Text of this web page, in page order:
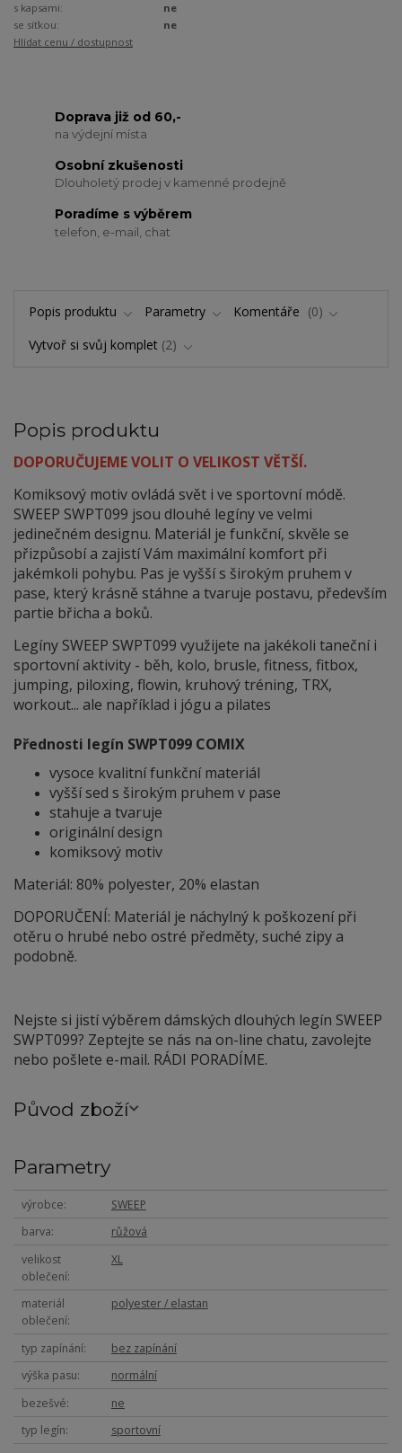
s kapsami:
ne
se síťkou:
ne
Hlídat cenu / dostupnost
Doprava již od 60,-
na výdejní místa
Osobní zkušenosti
Dlouholetý prodej v kamenné prodejně
Poradíme s výběrem
telefon, e-mail, chat
Popis produktu Parametry Komentáře
0
Vytvoř si svůj komplet 2
Popis produktu
DOPORUČUJEME VOLIT O VELIKOST VĚTŠÍ.
Komiksový motiv ovládá svět i ve sportovní módě.
SWEEP SWPT099 jsou dlouhé legíny ve velmi
jedinečném designu. Materiál je funkční, skvěle se
přizpůsobí a zajistí Vám maximální komfort při
jakémkoli pohybu. Pas je vyšší s širokým pruhem v
pase, který krásně stáhne a tvaruje postavu, především
partie břicha a boků.
Legíny SWEEP SWPT099 využijete na jakékoli taneční i
sportovní aktivity - běh, kolo, brusle, fitness, fitbox,
jumping, piloxing, flowin, kruhový tréning, TRX,
workout... ale například i jógu a pilates
Přednosti legín SWPT099 COMIX
vysoce kvalitní funkční materiál
vyšší sed s širokým pruhem v pase
stahuje a tvaruje
originální design
komiksový motiv
Materiál: 80% polyester, 20% elastan
DOPORUČENÍ: Materiál je náchylný k poškození při
otěru o hrubé nebo ostré předměty, suché zipy a
podobně.
Nejste si jistí výběrem dámských dlouhých legín SWEEP
SWPT099? Zeptejte se nás na on-line chatu, zavolejte
nebo pošlete e-mail. RÁDI PORADÍME.
Původ zboží
Parametry
výrobce
SWEEP
barva
růžová
velikost
oblečení
XL
materiál
oblečení
polyester / elastan
typ zapínání
bez zapínání
výška pasu
normální
bezešvé
ne
typ legín
sportovní